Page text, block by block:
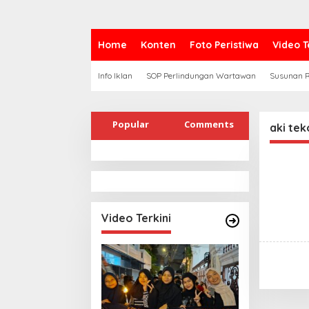
Home Konten Foto Peristiwa Video
Info Iklan SOP Perlindungan Wartawan Susunan
Popular Comments
Video Terkini
aki